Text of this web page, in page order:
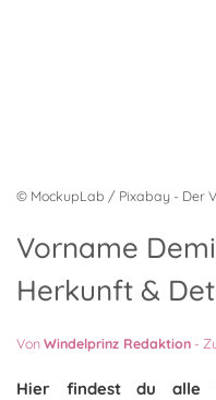
© MockupLab / Pixabay - Der
Vorname
Herkunft &
VonWindelprinz Redaktion -
Hier findest du alle